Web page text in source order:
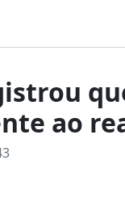
ao